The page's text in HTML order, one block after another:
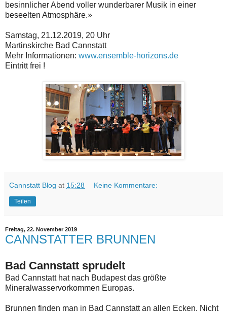
besinnlicher Abend voller wunderbarer Musik in einer
beseelten Atmosphäre.»
Samstag, 21.12.2019, 20 Uhr
Martinskirche Bad Cannstatt
Mehr Informationen: www.ensemble-horizons.de
Eintritt frei !
Cannstatt Blog at 15:28 Keine Kommentare:
Teilen
Freitag, 22. November 2019
CANNSTATTER BRUNNEN
Bad Cannstatt sprudelt
Bad Cannstatt hat nach Budapest das größte
Mineralwasservorkommen Europas.
Brunnen finden man in Bad Cannstatt an allen Ecken. Nicht